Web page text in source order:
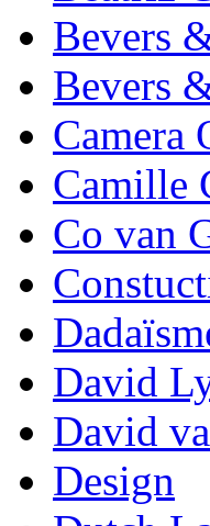
Bevers
Bevers
Camera
Camille
Co van
David
David
Design